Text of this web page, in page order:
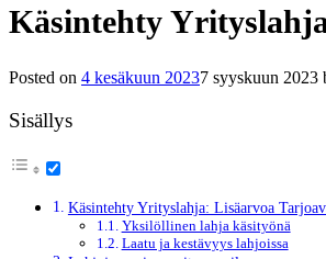
Käsintehty
Posted on 4 kesäkuun 20237 syyskuun 2023
Sisällys
Käsintehty Yrityslahja: Lisäarvoa
Yksilöllinen lahja käsityönä
Laatu ja kestävyys lahjoissa